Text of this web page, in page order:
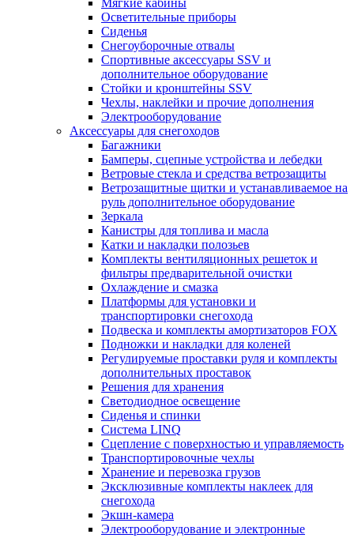
Осветительные приборы
Сиденья
Снегоуборочные отвалы
Спортивные аксессуары SSV и
дополнительное оборудование
Стойки и кронштейны SSV
Чехлы, наклейки и прочие дополнения
Электрооборудование
Аксессуары для снегоходов
Багажники
Бамперы, сцепные устройства и лебедки
Ветровые стекла и средства ветрозащиты
Ветрозащитные щитки и устанавливаемое на
руль дополнительное оборудование
Зеркала
Канистры для топлива и масла
Катки и накладки полозьев
Комплекты вентиляционных решеток и
фильтры предварительной очистки
Охлаждение и смазка
Платформы для установки и
транспортировки снегохода
Подвеска и комплекты амортизаторов FOX
Подножки и накладки для коленей
Регулируемые проставки руля и комплекты
дополнительных проставок
Решения для хранения
Светодиодное освещение
Сиденья и спинки
Система LINQ
Сцепление с поверхностью и управляемость
Транспортировочные чехлы
Хранение и перевозка грузов
Эксклюзивные комплекты наклеек для
снегохода
Экшн-камера
Электрооборудование и электронные